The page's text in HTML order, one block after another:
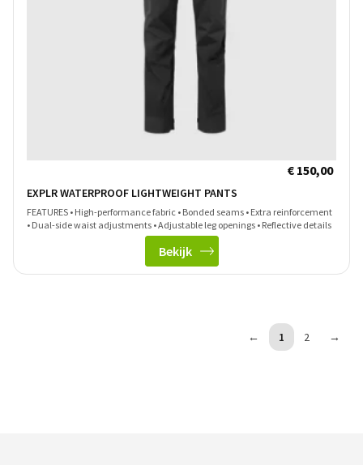
€ 150,00
EXPLR WATERPROOF LIGHTWEIGHT PANTS
FEATURES • High-performance fabric • Bonded seams • Extra reinforcement
• Dual-side waist adjustments • Adjustable leg openings • Reflective details
Bekijk
← 1 2 →